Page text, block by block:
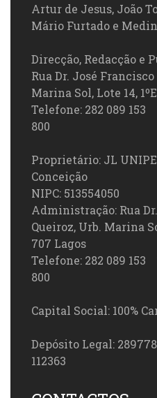
Artur de Jesus, João
Mário Furtado e
Direcção, Redacção e
Rua Dr. José
Marina Sol, Lote 14,
Telefone: 282 089
800
Proprietário: JL
Conceição
NIPC: 513554050
Administração: Rua
Queiroz, Urb. Marina
707 Lagos
Telefone: 282 089
800
Capital Social: 100%
Depósito Legal:
112363